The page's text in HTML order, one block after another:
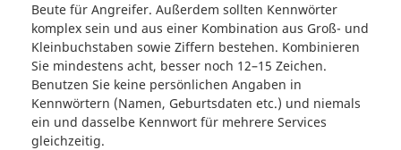
Beute für Angreifer. Außerdem sollten Kennwörter
komplex sein und aus einer Kombination aus Groß- und
Kleinbuchstaben sowie Ziffern bestehen. Kombinieren
Sie mindestens acht, besser noch 12–15 Zeichen.
Benutzen Sie keine persönlichen Angaben in
Kennwörtern (Namen, Geburtsdaten etc.) und niemals
ein und dasselbe Kennwort für mehrere Services
gleichzeitig.